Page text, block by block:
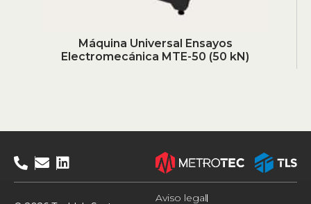
Máquina Universal Ensayos
Electromecánica MTE-50 (50 kN)
Aviso legal